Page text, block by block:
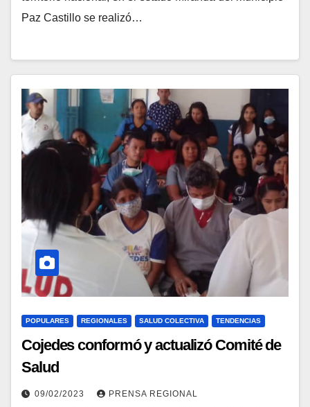
Paz Castillo se realizó…
POPULARES REGIONALES SALUD COLECTIVA TENDENCIAS
Cojedes conformó y actualizó Comité de
Salud
09/02/2023 PRENSA REGIONAL